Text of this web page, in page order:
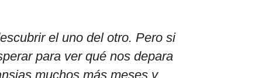
el uno del otro. Pero si
para ver qué nos depara
muchos más meses y